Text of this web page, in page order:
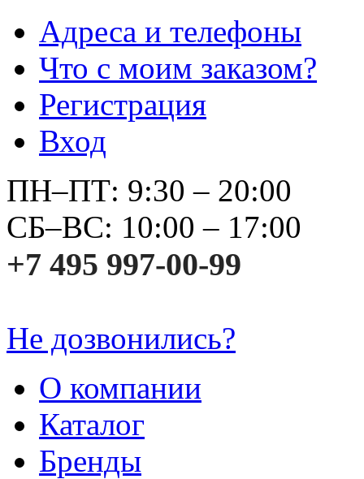
Адреса и телефоны
Что с моим заказом?
Регистрация
Вход
ПН–ПТ: 9:30 – 20:00
СБ–ВС: 10:00 – 17:00
+7 495 997-00-99
Не дозвонились?
О компании
Каталог
Бренды